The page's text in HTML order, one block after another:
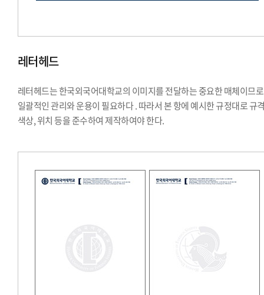
레터헤드
레터헤드는 한국외국어대학교의 이미지를 전달하는 중요한 매체이므로
일괄적인 관리와 운용이 필요하다 . 따라서 본 항에 예시한 규정대로 규
색상, 위치 등을 준수하여 제작하여야 한다.